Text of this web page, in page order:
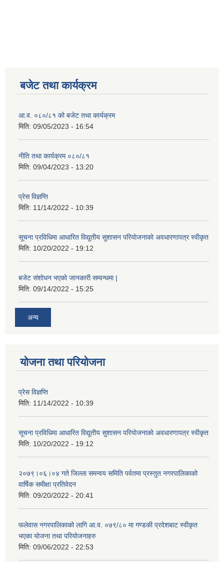
बजेट तथा कार्यक्रम
आ.व. ०८०/८१ को बजेट तथा कार्यक्रम
मिति: 09/05/2023 - 16:54
नीति तथा कार्यक्रम ०८०/८१
मिति: 09/04/2023 - 13:20
प्रेस विज्ञप्ति
मिति: 11/14/2022 - 10:39
सूचना प्रविधिमा आधारित विद्यूतीय सुशासन परियाेजनाकाे अवधारणापत्र स्वीकृत
मिति: 10/20/2022 - 19:12
बजेट संशोधन भएको जानकारी सम्वन्धमा |
मिति: 09/14/2022 - 15:25
अन्य
योजना तथा परियोजना
प्रेस विज्ञप्ति
मिति: 11/14/2022 - 10:39
सूचना प्रविधिमा आधारित विद्यूतीय सुशासन परियाेजनाकाे अवधारणापत्र स्वीकृत
मिति: 10/20/2022 - 19:12
२०७९।०६।०४ गते जिल्ला समन्वय समिति पर्वतमा प्रस्तुत नगरपालिकाको
वार्षिक समीक्षा प्रतिवेदन
मिति: 09/20/2022 - 20:41
फलेवास नगरपालिकाको लागि आ.व. ०७९/८० मा गण्डकी प्रदेशबाट स्वीकृत
भएका योजना तथा परियोजनाहरु
मिति: 09/06/2022 - 22:53